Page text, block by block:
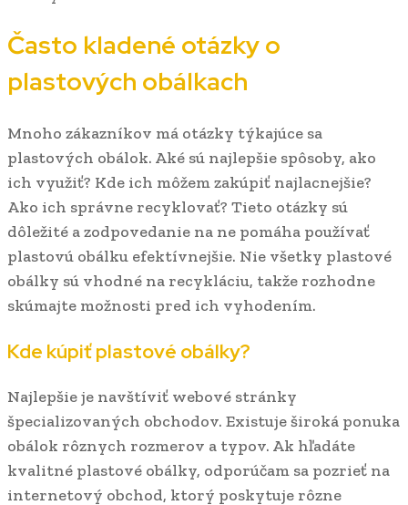
Často kladené otázky o
plastových obálkach
Mnoho zákazníkov má otázky týkajúce sa
plastových obálok. Aké sú najlepšie spôsoby, ako
ich využiť? Kde ich môžem zakúpiť najlacnejšie?
Ako ich správne recyklovať? Tieto otázky sú
dôležité a zodpovedanie na ne pomáha používať
plastovú obálku efektívnejšie. Nie všetky plastové
obálky sú vhodné na recykláciu, takže rozhodne
skúmajte možnosti pred ich vyhodením.
Kde kúpiť plastové obálky?
Najlepšie je navštíviť webové stránky
špecializovaných obchodov. Existuje široká ponuka
obálok rôznych rozmerov a typov. Ak hľadáte
kvalitné plastové obálky, odporúčam sa pozrieť na
internetový obchod, ktorý poskytuje rôzne